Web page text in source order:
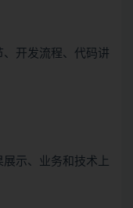
开发流程、代码讲
示、业务和技术上